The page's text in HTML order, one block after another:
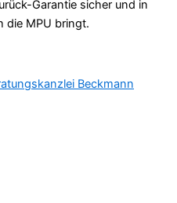
Garantie sicher und in
die MPU bringt.